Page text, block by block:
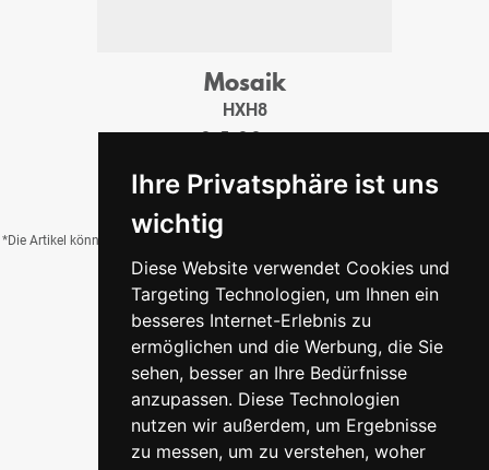
Ihre Privatsphäre ist uns
wichtig
Diese Website verwendet Cookies und
Targeting Technologien, um Ihnen ein
besseres Internet-Erlebnis zu
ermöglichen und die Werbung, die Sie
sehen, besser an Ihre Bedürfnisse
anzupassen. Diese Technologien
nutzen wir außerdem, um Ergebnisse
zu messen, um zu verstehen, woher
Mosaik
HXH8
2x5x0,8 cm
*Die Artikel können durch Belichtung, Charge, Brand, Formate und weitere Einflüsse
von der Abbildung abweichen.